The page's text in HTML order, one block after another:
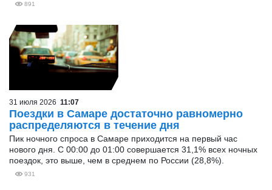
891
31 июля 2026 11:07
Поездки в Самаре достаточно равномерно
распределяются в течение дня
Пик ночного спроса в Самаре приходится на первый час
нового дня. С 00:00 до 01:00 совершается 31,1% всех ночных
поездок, это выше, чем в среднем по России (28,8%).
931